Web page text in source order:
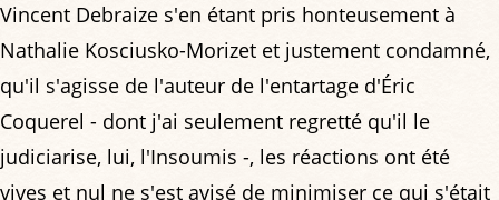
Vincent Debraize s'en étant pris honteusement à
Nathalie Kosciusko-Morizet et justement condamné,
qu'il s'agisse de l'auteur de l'entartage d'Éric
Coquerel - dont j'ai seulement regretté qu'il le
judiciarise, lui, l'Insoumis -, les réactions ont été
vives et nul ne s'est avisé de minimiser ce qui s'était